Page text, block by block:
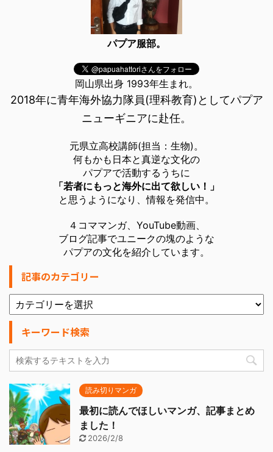
パプア服部。
岡山県出身 1993年生まれ。
2018年に青年海外協力隊員(理科教育)としてパプア
ニューギニアに赴任。
元県立高校講師(担当：生物)。
何もかも日本と真逆な文化の
パプアで活動するうちに
「若者にもっと海外に出て欲しい！」
と思うようになり、情報を発信中。
４コママンガ、YouTube動画、
ブログ記事でユニークの塊のような
パプアの文化を紹介しています。
記事のカテゴリー
キーワード検索
読み切りマンガ
最初に読んでほしいマンガ、記事まとめ
ました！
2026/2/8